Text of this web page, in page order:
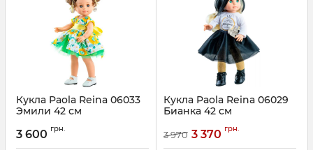
Кукла Paola Reina 06033
Эмили 42 см
3 600 грн.
Кукла Paola Reina 06029
Бианка 42 см
3 970 3 370 грн.